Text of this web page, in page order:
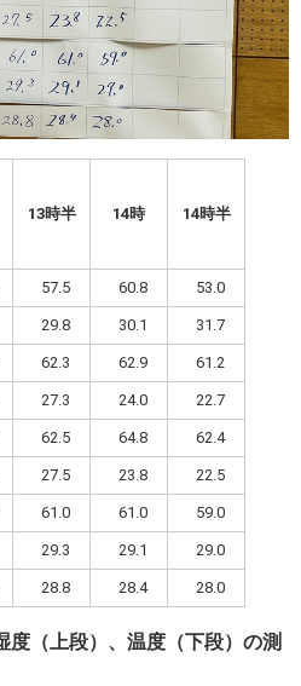
13時半 14時 14時半
57.5 60.8 53.0
29.8 30.1 31.7
62.3 62.9 61.2
27.3 24.0 22.7
62.5 64.8 62.4
27.5 23.8 22.5
61.0 61.0 59.0
29.3 29.1 29.0
28.8 28.4 28.0
度（上段）、温度（下段）の測